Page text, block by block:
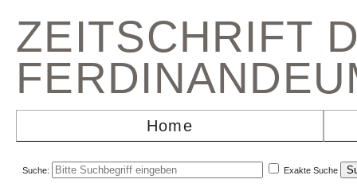
ZEITSCHRIFT
Home
Suche: Exakte Suche